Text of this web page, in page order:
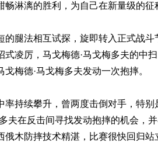
畅淋漓的胜利，为自己在新量级的征
的腿法相互试探，旋即转入正式战
式凌厉，马戈梅德·马戈梅多夫的中
梅德·马戈梅多夫发动一次抱摔。
率持续攀升，曾两度击倒对手，特
夫在反击间寻找发动抱摔的机会，
俄木防摔技术精湛，比赛很快回归